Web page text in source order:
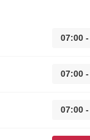
07:00
07:00
07:00